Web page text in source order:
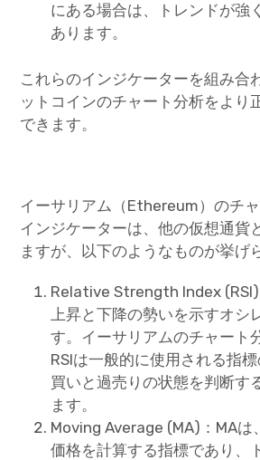
にある場合は、トレンドが強
あります。
これらのインジケーターを組み合
ットコインのチャート分析をより
できます。
イーサリアム（Ethereum）のチ
インジケーターは、他の仮想通貨
ますが、以下のようなものが挙げ
Relative Strength Index (RSI)
上昇と下降の勢いを示すオシ
す。イーサリアムのチャート
RSIは一般的に使用される指
買いと過売りの状態を判断す
ます。
Moving Average (MA)：MAは
価格を計算する指標であり、